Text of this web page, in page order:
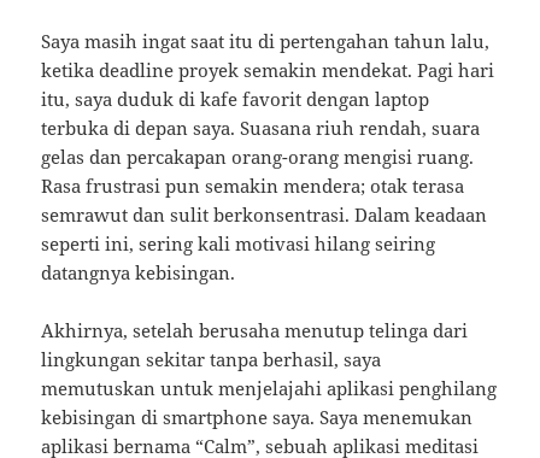
Saya masih ingat saat itu di pertengahan tahun lalu,
ketika deadline proyek semakin mendekat. Pagi hari
itu, saya duduk di kafe favorit dengan laptop
terbuka di depan saya. Suasana riuh rendah, suara
gelas dan percakapan orang-orang mengisi ruang.
Rasa frustrasi pun semakin mendera; otak terasa
semrawut dan sulit berkonsentrasi. Dalam keadaan
seperti ini, sering kali motivasi hilang seiring
datangnya kebisingan.
Akhirnya, setelah berusaha menutup telinga dari
lingkungan sekitar tanpa berhasil, saya
memutuskan untuk menjelajahi aplikasi penghilang
kebisingan di smartphone saya. Saya menemukan
aplikasi bernama “Calm”, sebuah aplikasi meditasi